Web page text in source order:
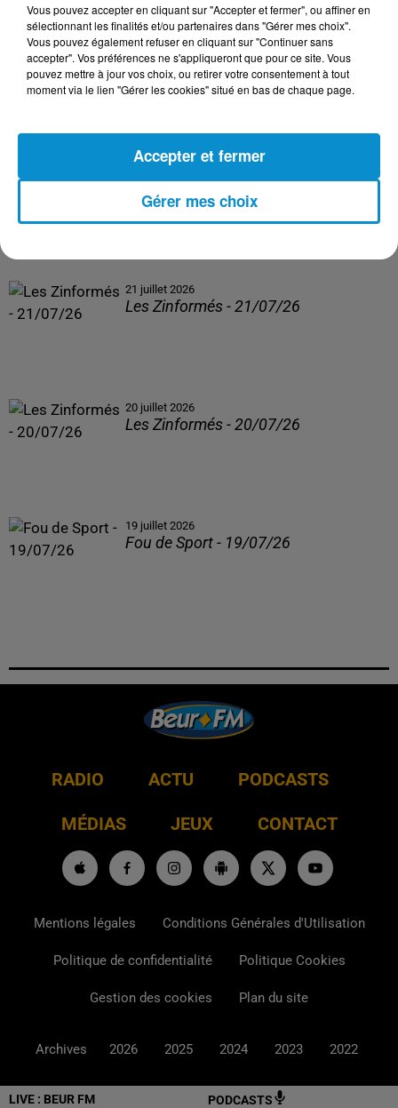
LIVE : BEUR FM PODCASTS
23 juillet 2026
Les Zinformés - 23/07/26
21 juillet 2026
Les Zinformés - 21/07/26
20 juillet 2026
Les Zinformés - 20/07/26
19 juillet 2026
Fou de Sport - 19/07/26
RADIO ACTU PODCASTS
MÉDIAS JEUX CONTACT
Mentions légales Conditions Générales d'Utilisation
Politique de confidentialité Politique Cookies
Gestion des cookies Plan du site
Archives 2026 2025 2024 2023 2022
Vous pouvez accepter en cliquant sur "Accepter et fermer", ou affiner en
sélectionnant les finalités et/ou partenaires dans "Gérer mes choix".
Vous pouvez également refuser en cliquant sur "Continuer sans
accepter". Vos préférences ne s'appliqueront que pour ce site. Vous
pouvez mettre à jour vos choix, ou retirer votre consentement à tout
moment via le lien "Gérer les cookies" situé en bas de chaque page.
Gérer mes choix
Accepter et fermer